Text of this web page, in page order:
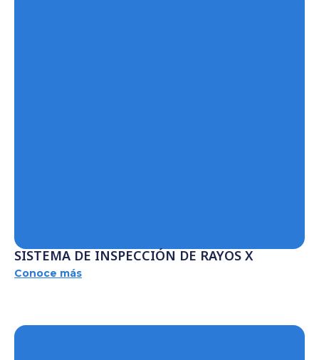
SISTEMA DE INSPECCIÓN DE RAYOS X
Conoce más